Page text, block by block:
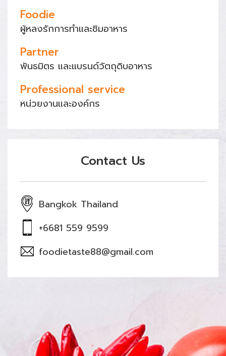
Foodie
ผู้หลงรักการทำและชิมอาหาร
Partner
พันธมิตร และแบรนด์วัตถุดิบอาหาร
Professional service
หน่วยงานและองค์กร
Contact Us
Bangkok Thailand
+6681 559 9599
foodietaste88@gmail.com